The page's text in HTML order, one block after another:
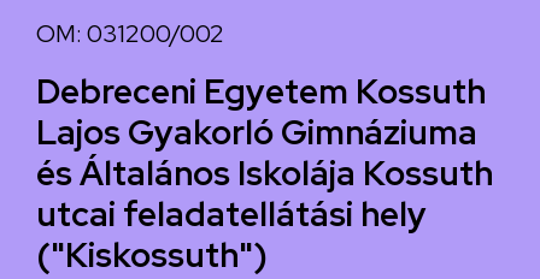
OM: 031200/002
Debreceni Egyetem Kossuth
Lajos Gyakorló Gimnáziuma
és Általános Iskolája Kossuth
utcai feladatellátási hely
("Kiskossuth")